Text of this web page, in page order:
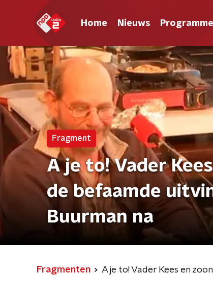
Home Nieuws
Fragment
A je to! Vader
de befaamde
Buurman na
Fragmenten A je to! Vader Kees en